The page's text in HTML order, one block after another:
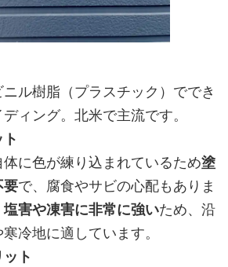
ル樹脂（プラスチック）ででき
ィング。北米で主流です。
に色が練り込まれているため塗
要で、腐食やサビの心配もありま
塩害や凍害に非常に強いため、沿
冷地に適しています。
ト